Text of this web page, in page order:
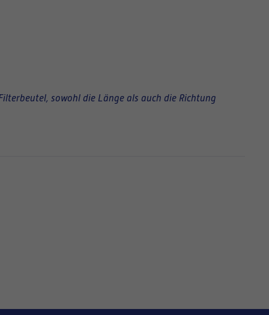
sowohl die Länge als auch die Richtung